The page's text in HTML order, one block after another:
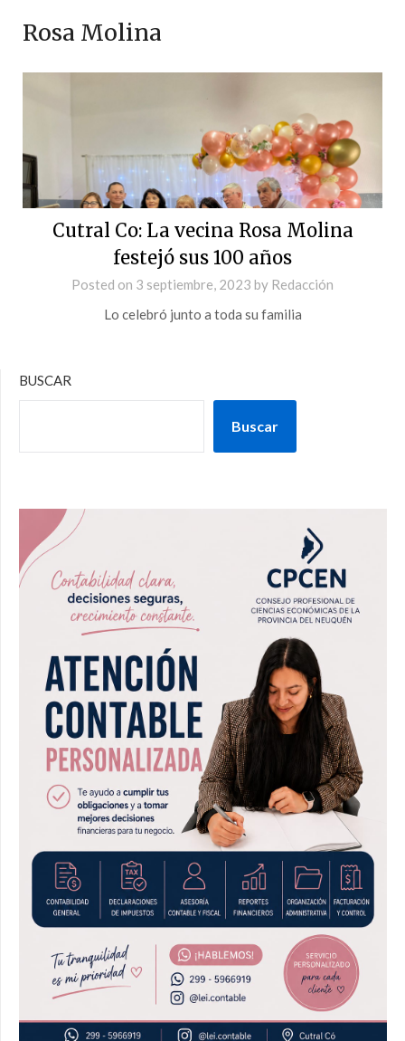
Rosa Molina
Cutral Co: La vecina Rosa Molina
festejó sus 100 años
Posted on 3 septiembre, 2023 by Redacción
Lo celebró junto a toda su familia
BUSCAR
Buscar